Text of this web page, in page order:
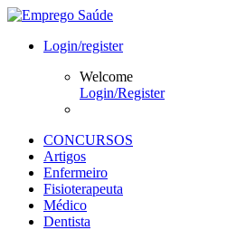
Login/register
Welcome
Login/Register
CONCURSOS
Artigos
Enfermeiro
Fisioterapeuta
Médico
Dentista